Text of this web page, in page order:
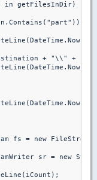
in getFilesInDir)
+ "\\" +
fs = new
sr = new